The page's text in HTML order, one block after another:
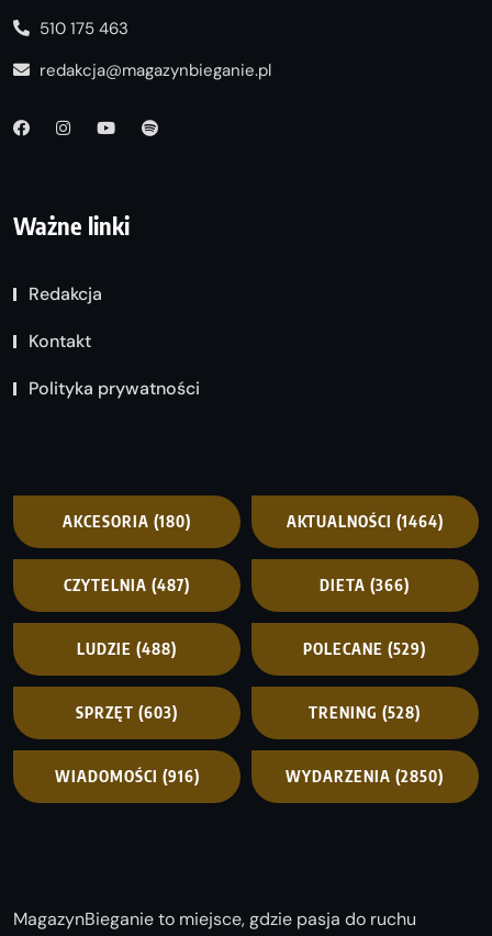
510 175 463
redakcja@magazynbieganie.pl
Ważne linki
Redakcja
Kontakt
Polityka prywatności
AKCESORIA (180) AKTUALNOŚCI (1464)
CZYTELNIA (487) DIETA (366)
LUDZIE (488) POLECANE (529)
SPRZĘT (603) TRENING (528)
WIADOMOŚCI (916) WYDARZENIA (2850)
MagazynBieganie to miejsce, gdzie pasja do ruchu